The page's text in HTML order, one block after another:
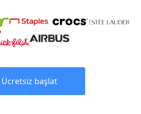
Ücretsiz başlat